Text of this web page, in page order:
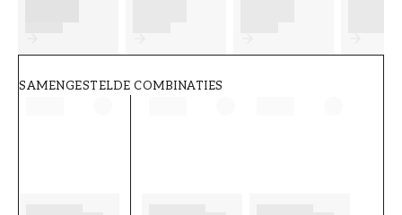
SAMENGESTELDE COMBINATIES